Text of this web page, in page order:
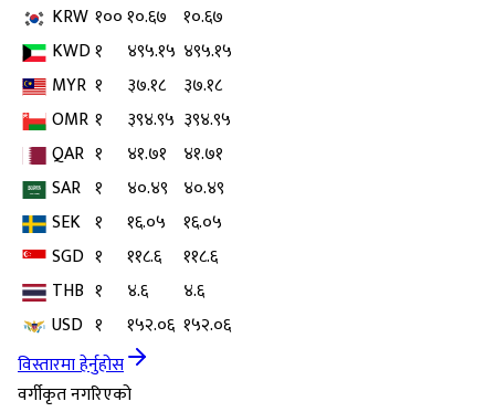
KRW १००१०.६७ १०.६७
KWD१ ४९५.१५ ४९५.१५
MYR १ ३७.१८
३७.१८
OMR १ ३९४.९५ ३९४.९५
QAR १ ४१.७१
४१.७१
SAR १ ४०.४९ ४०.४९
SEK १ १६.०५
१६.०५
SGD १ ११८.६
११८.६
THB १ ४.६
४.६
USD १ १५२.०६ १५२.०६
विस्तारमा हेर्नुहोस
वर्गीकृत नगरिएको